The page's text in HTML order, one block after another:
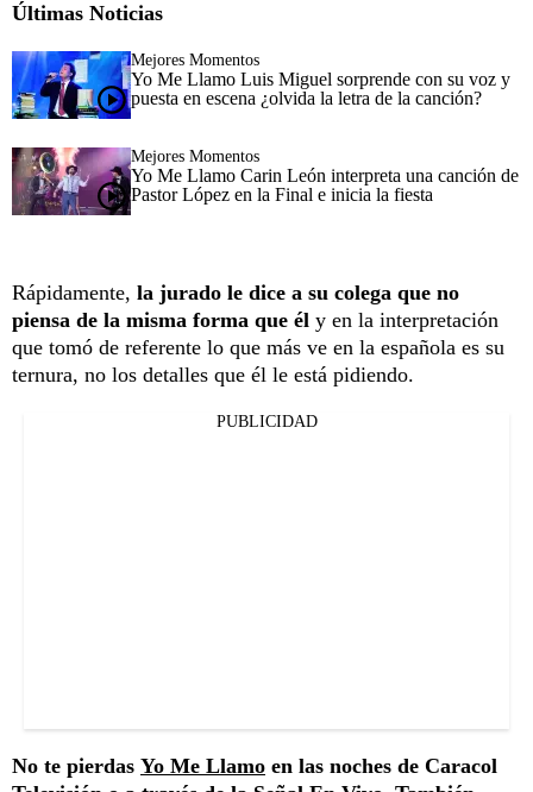
Últimas Noticias
Mejores Momentos
Yo Me Llamo Luis Miguel sorprende con su voz y
puesta en escena ¿olvida la letra de la canción?
Mejores Momentos
Yo Me Llamo Carin León interpreta una canción de
Pastor López en la Final e inicia la fiesta
Rápidamente, la jurado le dice a su colega que no
piensa de la misma forma que él y en la interpretación
que tomó de referente lo que más ve en la española es su
ternura, no los detalles que él le está pidiendo.
PUBLICIDAD
No te pierdas Yo Me Llamo en las noches de Caracol